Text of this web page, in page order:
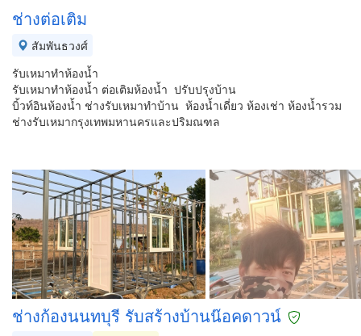
ช่างต่อเติม
สัมพันธวงศ์
รับเหมาทำห้องน้ำ
รับเหมาทำห้องน้ำ ต่อเติมห้องน้ำ ปรับปรุงบ้าน
บิ้วท์อินห้องน้ำ ช่างรับเหมาทำบ้าน ห้องน้ำเดี่ยว ห้องเช่า ห้องน้ำรวม
ช่างรับเหมากรุงเทพมหานครและปริมณฑล
ช่างก้องนนทบุรี รับสร้างบ้านน๊อค​ดาวน์